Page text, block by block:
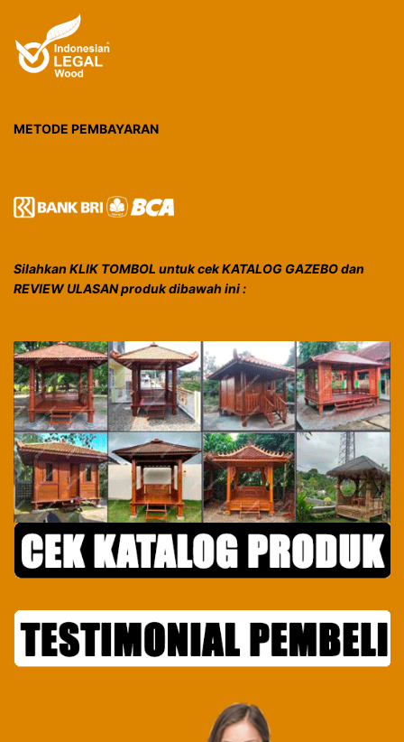
METODE PEMBAYARAN
Silahkan KLIK TOMBOL untuk cek KATALOG GAZEBO dan
REVIEW ULASAN produk dibawah ini :